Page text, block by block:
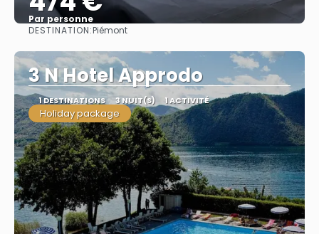
Par personne
DESTINATION:Piémont
3 N Hotel Approdo
1 DESTINATIONS 3 NUIT(S) 1 ACTIVITÉ
Holiday package